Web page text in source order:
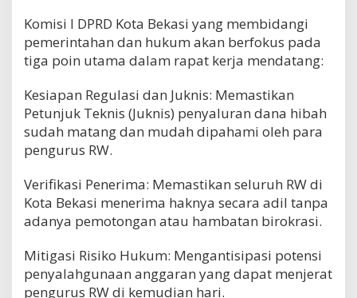
​Komisi I DPRD Kota Bekasi yang membidangi
pemerintahan dan hukum akan berfokus pada
tiga poin utama dalam rapat kerja mendatang:
​Kesiapan Regulasi dan Juknis: Memastikan
Petunjuk Teknis (Juknis) penyaluran dana hibah
sudah matang dan mudah dipahami oleh para
pengurus RW.
​Verifikasi Penerima: Memastikan seluruh RW di
Kota Bekasi menerima haknya secara adil tanpa
adanya pemotongan atau hambatan birokrasi.
​Mitigasi Risiko Hukum: Mengantisipasi potensi
penyalahgunaan anggaran yang dapat menjerat
pengurus RW di kemudian hari.